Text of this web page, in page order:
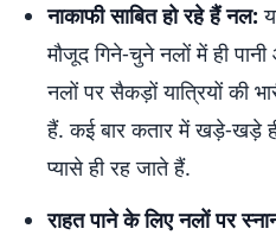
नाकाफी साबित हो रहे हैं नल:
मौजूद गिने-चुने नलों में ही
नलों पर सैकड़ों यात्रियों की
हैं. कई बार कतार में खड़े-खड़े
प्यासे ही रह जाते हैं.
राहत पाने के लिए नलों पर